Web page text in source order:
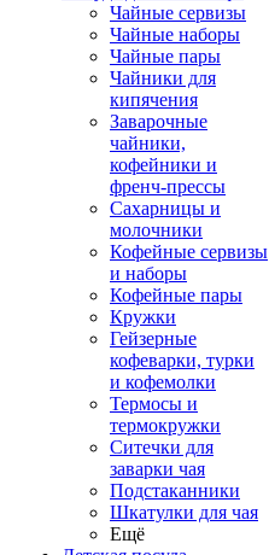
Чайные сервизы
Чайные наборы
Чайные пары
Чайники для
кипячения
Заварочные
чайники,
кофейники и
френч-прессы
Сахарницы и
молочники
Кофейные сервизы
и наборы
Кофейные пары
Кружки
Гейзерные
кофеварки, турки
и кофемолки
Термосы и
термокружки
Ситечки для
заварки чая
Подстаканники
Шкатулки для чая
Ещё